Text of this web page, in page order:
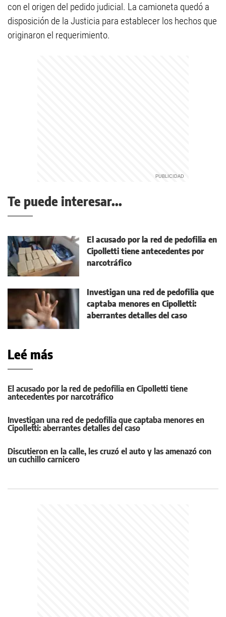
con el origen del pedido judicial. La camioneta quedó a
disposición de la Justicia para establecer los hechos que
originaron el requerimiento.
Te puede interesar...
El acusado por la red de pedofilia en
Cipolletti tiene antecedentes por
narcotráfico
Investigan una red de pedofilia que
captaba menores en Cipolletti:
aberrantes detalles del caso
Leé más
El acusado por la red de pedofilia en Cipolletti tiene
antecedentes por narcotráfico
Investigan una red de pedofilia que captaba menores en
Cipolletti: aberrantes detalles del caso
Discutieron en la calle, les cruzó el auto y las amenazó con
un cuchillo carnicero